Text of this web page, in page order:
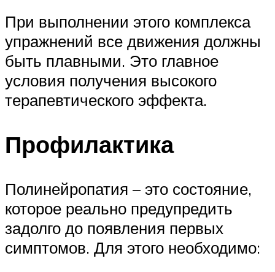
При выполнении этого комплекса
упражнений все движения должны
быть плавными. Это главное
условия получения высокого
терапевтического эффекта.
Профилактика
Полинейропатия – это состояние,
которое реально предупредить
задолго до появления первых
симптомов. Для этого необходимо: